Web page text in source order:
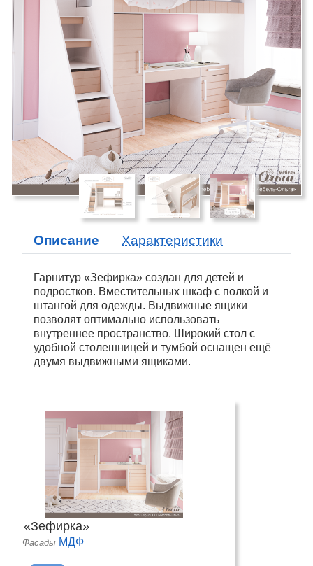
Описание Характеристики
Гарнитур «Зефирка» создан для детей и
подростков. Вместительных шкаф с полкой и
штангой для одежды. Выдвижные ящики
позволят оптимально использовать
внутреннее пространство. Широкий стол с
удобной столешницей и тумбой оснащен ещё
двумя выдвижными ящиками.
«Зефирка»
Фасады МДФ